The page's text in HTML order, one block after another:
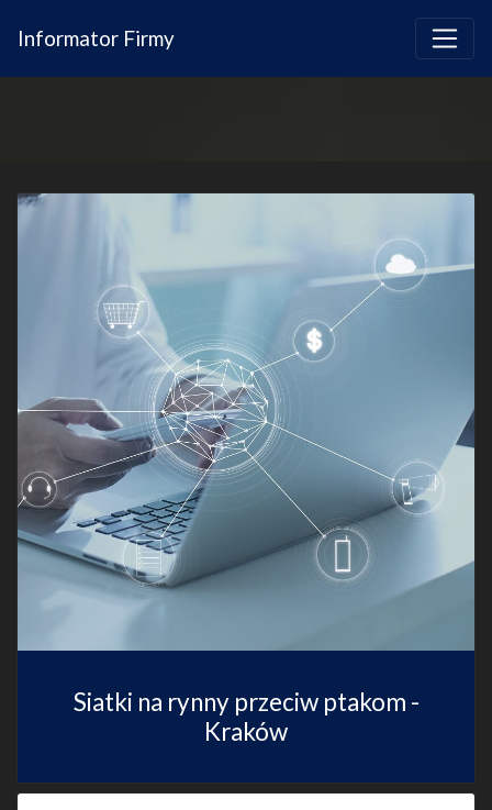
Informator Firmy
Siatki na rynny przeciw ptakom -
Kraków